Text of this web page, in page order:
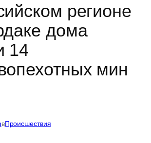
регионе
дома
14
мин
вПроисшествия